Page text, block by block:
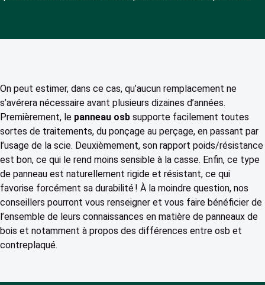
On peut estimer, dans ce cas, qu’aucun remplacement ne
s’avérera nécessaire avant plusieurs dizaines d’années.
Premièrement, le panneau osb supporte facilement toutes
sortes de traitements, du ponçage au perçage, en passant par
l’usage de la scie. Deuxièmement, son rapport poids/résistance
est bon, ce qui le rend moins sensible à la casse. Enfin, ce type
de panneau est naturellement rigide et résistant, ce qui
favorise forcément sa durabilité ! À la moindre question, nos
conseillers pourront vous renseigner et vous faire bénéficier de
l’ensemble de leurs connaissances en matière de panneaux de
bois et notamment à propos des différences entre osb et
contreplaqué.